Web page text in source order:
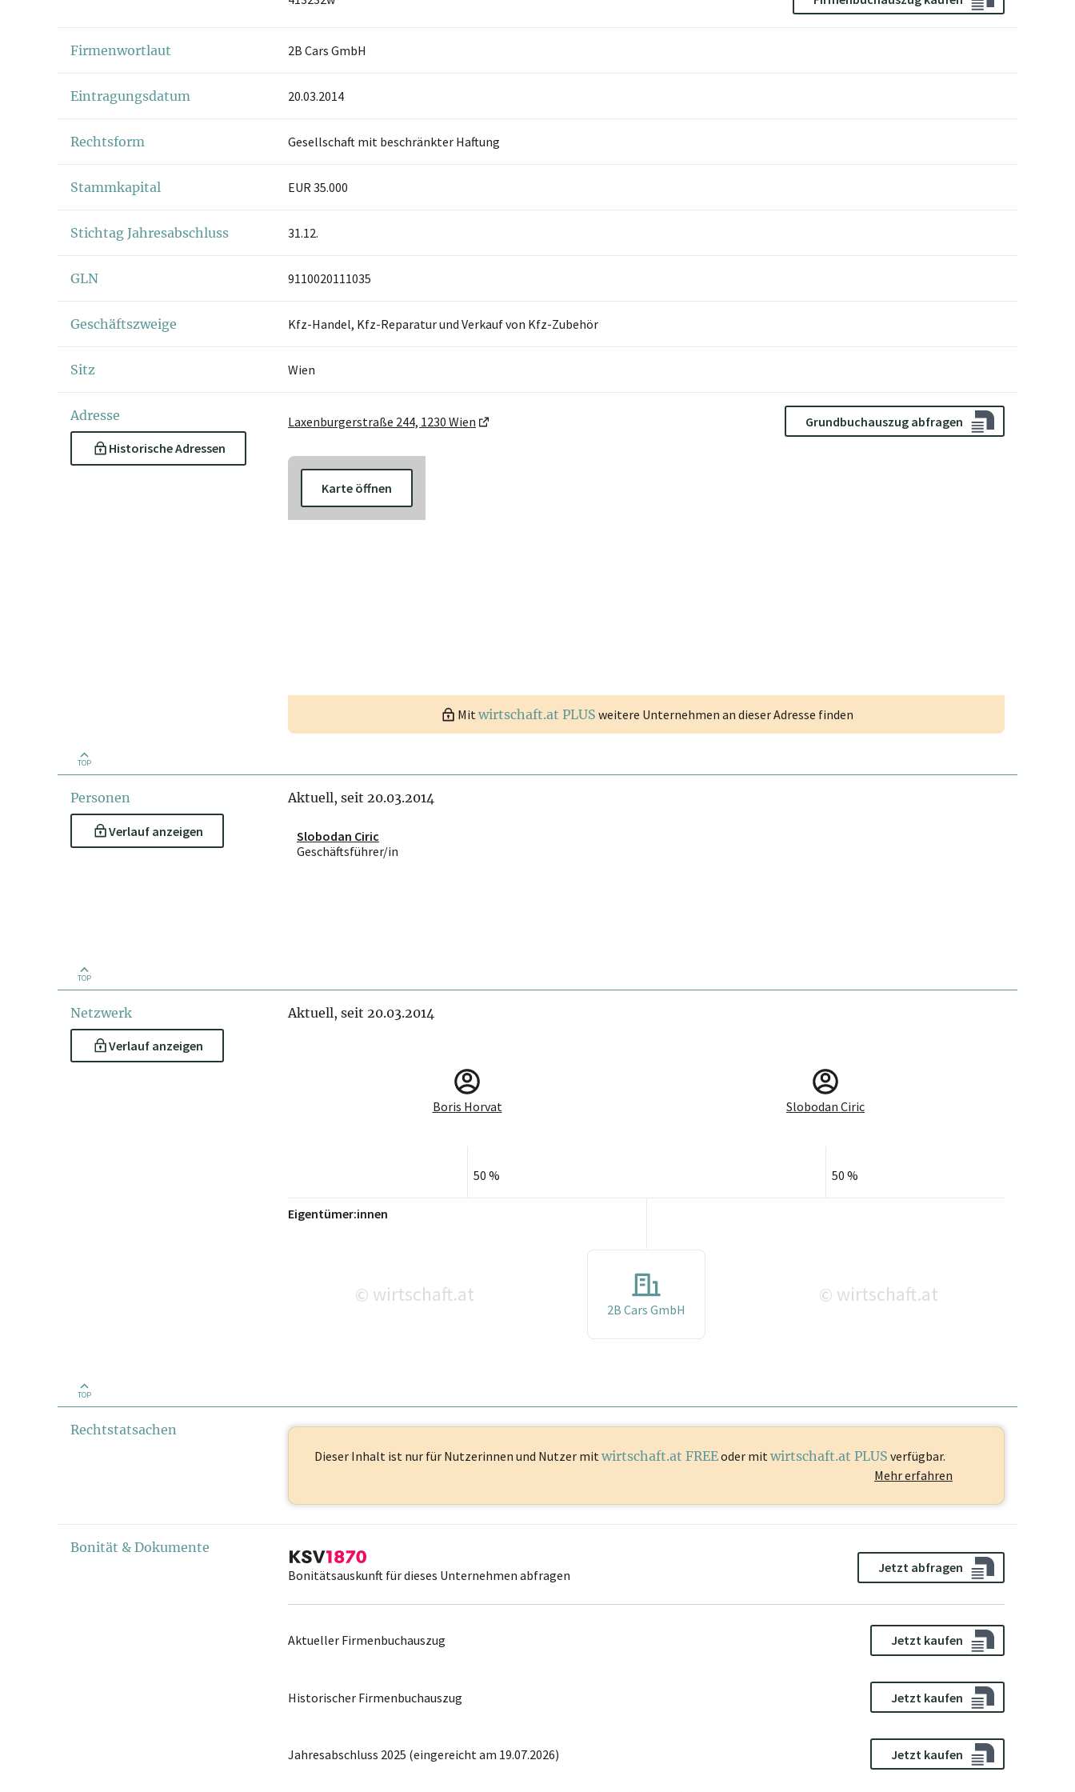
Firmenwortlaut 2B Cars GmbH
Eintragungsdatum 20.03.2014
Rechtsform Gesellschaft mit beschränkter Haftung
Stammkapital EUR 35.000
Stichtag Jahresabschluss 31.12.
GLN 9110020111035
Geschäftszweige Kfz-Handel, Kfz-Reparatur und Verkauf von Kfz-Zubehör
Sitz Wien
Adresse
Historische Adressen
Laxenburgerstraße 244, 1230 Wien Grundbuchauszug abfragen
Karte öffnen
Mitwirtschaft.at PLUS weitere Unternehmen an dieser Adresse finden
TOP
Personen
Verlauf anzeigen
Aktuell, seit 20.03.2014
Slobodan Ciric
Geschäftsführer/in
TOP
Netzwerk
Verlauf anzeigen
Aktuell, seit 20.03.2014
Boris Horvat
50 %
Slobodan Ciric
50 %
Eigentümer:innen
© wirtschaft.at
2B Cars GmbH
© wirtschaft.at
TOP
Rechtstatsachen
Dieser Inhalt ist nur für Nutzerinnen und Nutzer mit wirtschaft.at FREEoder mit wirtschaft.at PLUS verfügbar.
Mehr erfahren
Bonität & Dokumente
Bonitätsauskunft für dieses Unternehmen abfragen
Jetzt abfragen
Aktueller Firmenbuchauszug Jetzt kaufen
Historischer Firmenbuchauszug Jetzt kaufen
Jahresabschluss 2025 (eingereicht am 19.07.2026) Jetzt kaufen